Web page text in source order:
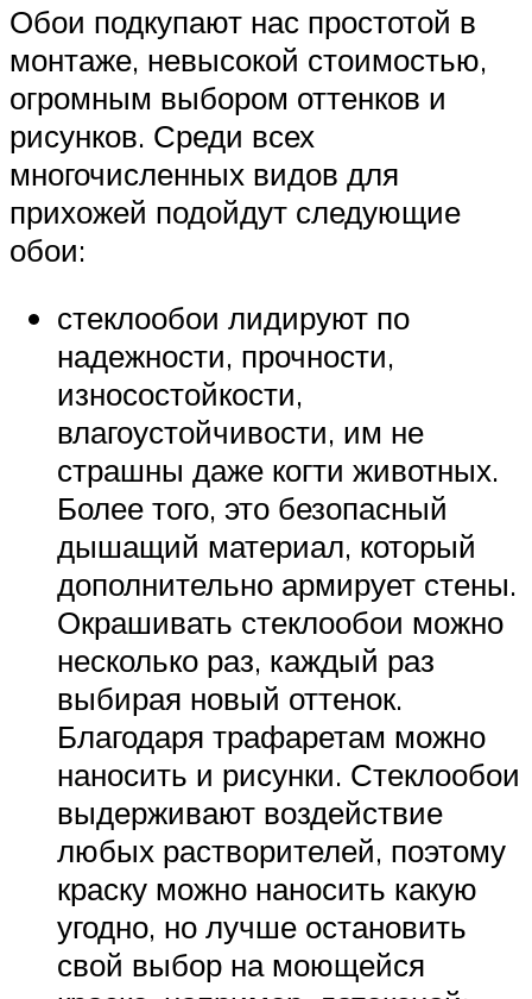
Обои подкупают нас простотой в
монтаже, невысокой стоимостью,
огромным выбором оттенков и
рисунков. Среди всех
многочисленных видов для
прихожей подойдут следующие
обои:
стеклообои лидируют по
надежности, прочности,
износостойкости,
влагоустойчивости, им не
страшны даже когти животных.
Более того, это безопасный
дышащий материал, который
дополнительно армирует стены.
Окрашивать стеклообои можно
несколько раз, каждый раз
выбирая новый оттенок.
Благодаря трафаретам можно
наносить и рисунки. Стеклообои
выдерживают воздействие
любых растворителей, поэтому
краску можно наносить какую
угодно, но лучше остановить
свой выбор на моющейся